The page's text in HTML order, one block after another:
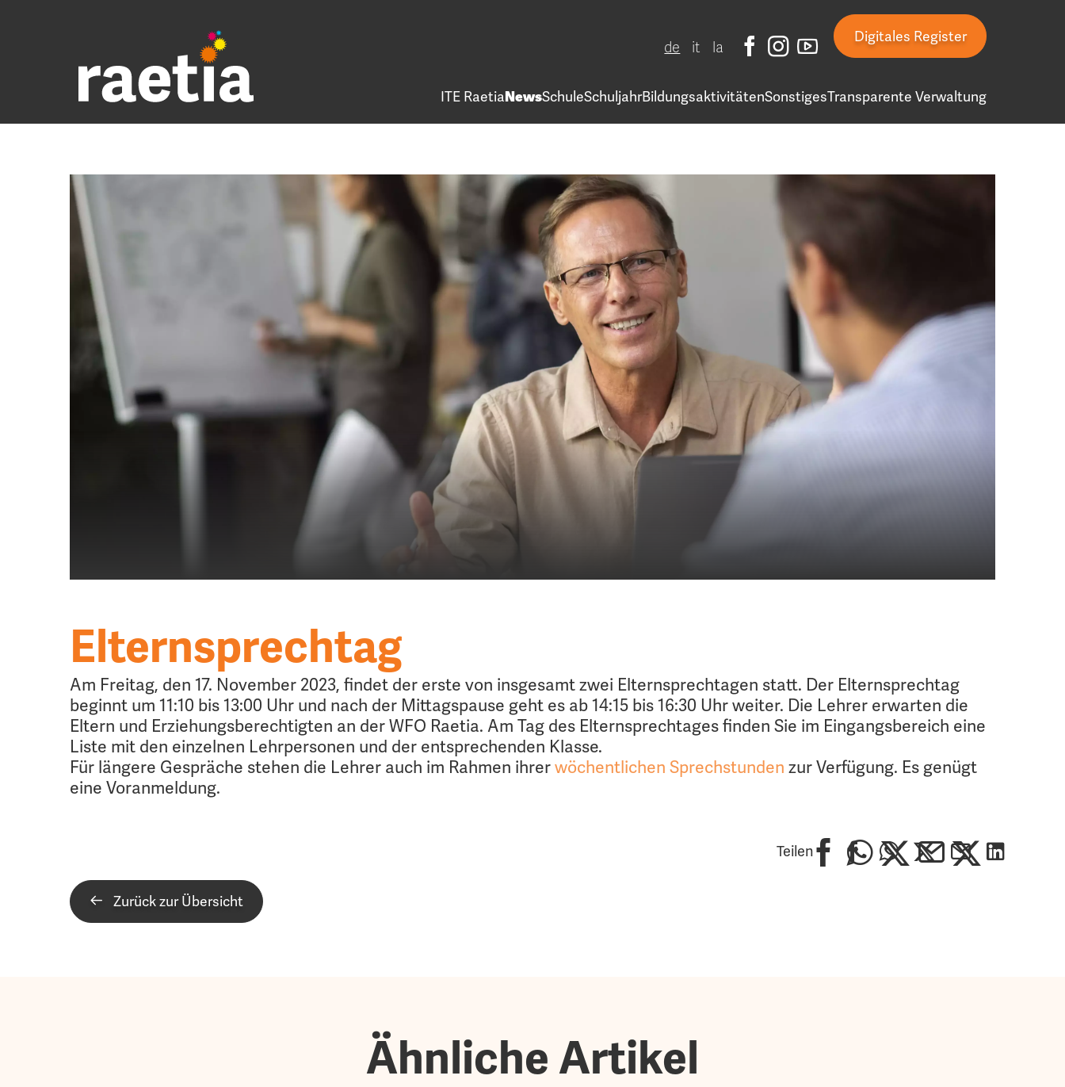
de it la
Digitales Register
ITE RaetiaNewsSchuleSchuljahrBildungsaktivitätenSonstigesTransparente Verwaltung
Elternsprechtag
Am Freitag, den 17. November 2023, findet der erste von insgesamt zwei Elternsprechtagen statt. Der Elternsprechtag
beginnt um 11:10 bis 13:00 Uhr und nach der Mittagspause geht es ab 14:15 bis 16:30 Uhr weiter. Die Lehrer erwarten die
Eltern und Erziehungsberechtigten an der WFO Raetia. Am Tag des Elternsprechtages finden Sie im Eingangsbereich eine
Liste mit den einzelnen Lehrpersonen und der entsprechenden Klasse.
Für längere Gespräche stehen die Lehrer auch im Rahmen ihrerwöchentlichen Sprechstunden zur Verfügung. Es genügt
eine Voranmeldung.
Teilen
Zurück zur Übersicht
Ähnliche Artikel